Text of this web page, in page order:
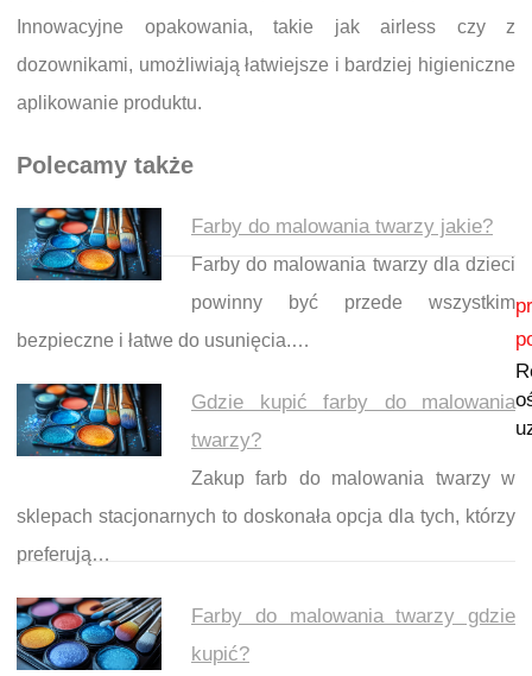
Innowacyjne opakowania, takie jak airless czy z
dozownikami, umożliwiają łatwiejsze i bardziej higieniczne
aplikowanie produktu.
Polecamy także
Farby do malowania twarzy jakie?
Farby do malowania twarzy dla dzieci
powinny być przede wszystkim
bezpieczne i łatwe do usunięcia.…
Gdzie kupić farby do malowania
twarzy?
Zakup farb do malowania twarzy w
sklepach stacjonarnych to doskonała opcja dla tych, którzy
preferują…
Farby do malowania twarzy gdzie
kupić?
Nawigacja wpisu